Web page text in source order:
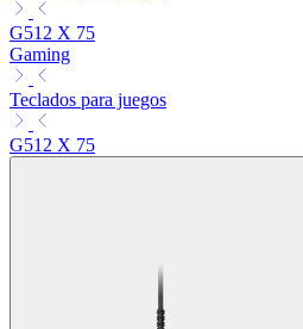
G512 X 75
Gaming
Teclados para juegos
G512 X 75